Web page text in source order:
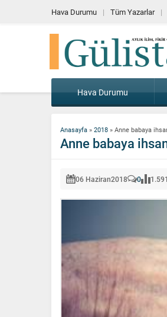
Hava Durumu Tüm Yazarlar
Hava Durumu
Anasayfa » 2018 » Anne babaya
Anne babaya
06 Haziran2018 0 1.591